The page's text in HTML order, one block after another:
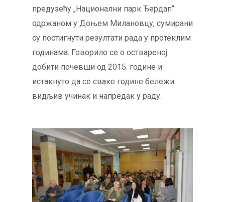
предузећу „Национални парк Ђердап“
одржаном у Доњем Милановцу, сумирани
су постигнути резултати рада у протеклим
годинама. Говорило се о оствареној
добити почевши од 2015. године и
истакнуто да се сваке године бележи
видљив учинак и напредак у раду.